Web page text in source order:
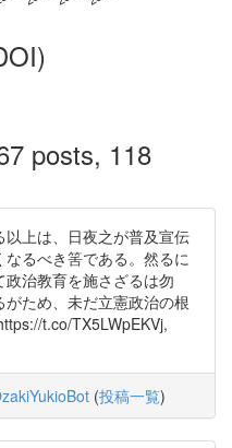
posts, 118
上は、日夜之が普及宣伝
るべき筈である。然るに
治教育を施さざるは勿
ため、未だ立憲政治の根
t.co/TX5LWpEKVj,
(投稿一覧)